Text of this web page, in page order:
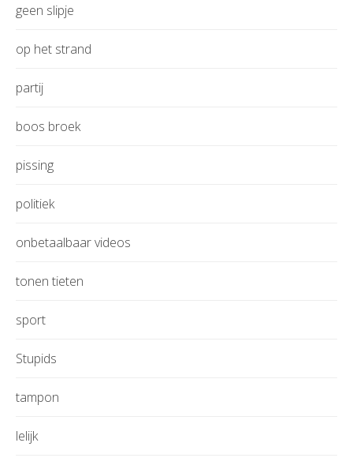
geen slipje
op het strand
partij
boos broek
pissing
politiek
onbetaalbaar videos
tonen tieten
sport
Stupids
tampon
lelijk